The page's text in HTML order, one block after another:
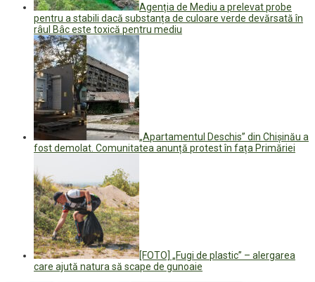
Agenția de Mediu a prelevat probe
pentru a stabili dacă substanța de culoare verde devărsată în
râul Bâc este toxică pentru mediu
„Apartamentul Deschis” din Chișinău a
fost demolat. Comunitatea anunță protest în fața Primăriei
[FOTO] „Fugi de plastic” – alergarea
care ajută natura să scape de gunoaie